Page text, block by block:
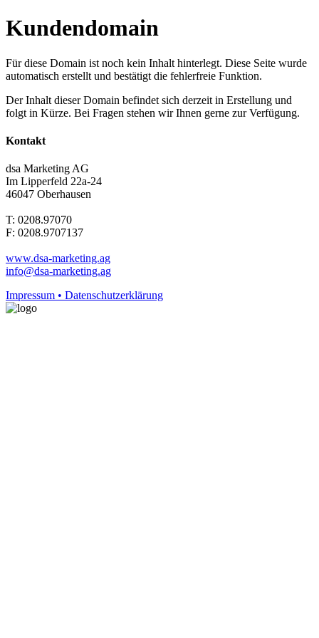
Kundendomain
Für diese Domain ist noch kein Inhalt hinterlegt. Diese Seite wurde
automatisch erstellt und bestätigt die fehlerfreie Funktion.
Der Inhalt dieser Domain befindet sich derzeit in Erstellung und
folgt in Kürze. Bei Fragen stehen wir Ihnen gerne zur Verfügung.
Kontakt
dsa Marketing AG
Im Lipperfeld 22a-24
46047 Oberhausen
T: 0208.97070
F: 0208.9707137
www.dsa-marketing.ag
info@dsa-marketing.ag
Impressum • Datenschutzerklärung